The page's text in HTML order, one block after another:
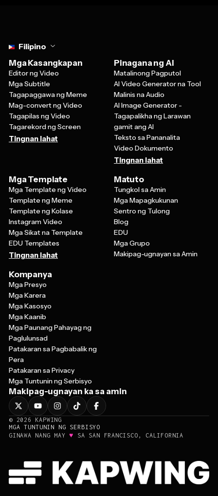
Mga Kasangkapan
Editor ng Video
Mga Subtitle
Tagapaggawa ng Meme
Mag-convert ng Video
Tagapilas ng Video
Tagarekord ng Screen
Tingnan lahat
Matalinong Pagputol
AI Video Generator na Tool
Malinis na Audio
AI Image Generator -
Tagapalikha ng Larawan
gamit ang AI
Teksto sa Pananalita
Video Dokumento
Tingnan lahat
Mga Template ng Video
Template ng Meme
Template ng Kolase
Instagram Video
Mga Sikat na Template
EDU Templates
Tingnan lahat
Tungkol sa Amin
Mga Mapagkukunan
Sentro ng Tulong
Blog
EDU
Mga Grupo
Makipag-ugnayan sa Amin
Mga Presyo
Mga Karera
Mga Kasosyo
Mga Kaanib
Mga Paunang Pahayag ng
Paglulunsad
Patakaran sa Pagbabalik ng
Pera
Patakaran sa Privacy
Mga Tuntunin ng Serbisyo
Makipag-ugnayan ka sa amin
©2026 KAPWING
MGA TUNTUNIN NG SERBISYO
GINAWA NANG MAY ♥SA SAN FRANCISCO, CALIFORNIA